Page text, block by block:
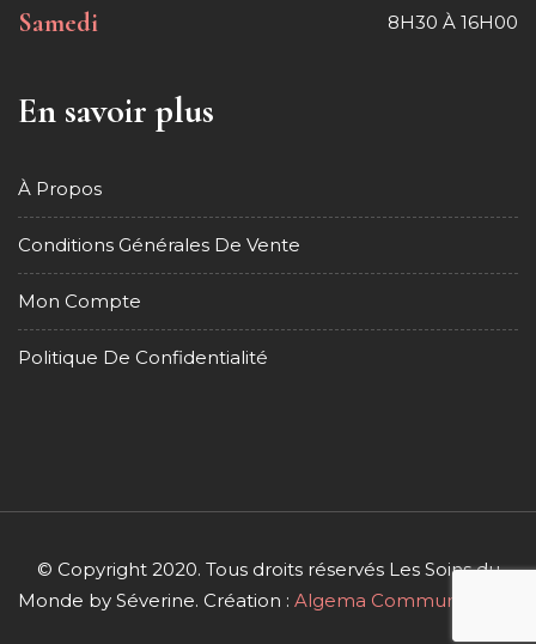
Samedi 8H30 À 16H00
En savoir plus
À Propos
Conditions Générales De Vente
Mon Compte
Politique De Confidentialité
© Copyright 2020. Tous droits réservés Les Soins du
Monde by Séverine. Création : Algema Communication